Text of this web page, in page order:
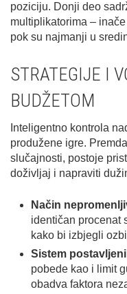
poziciju. Donji deo
multiplikatorima –
рok su najmanji u
STRATEGIJE I
BUDŽETOM
Inteligentno kontrola
produžene igre.
slučajnosti, postoje
doživljaj i napraviti
Način
identičan procenat
kako bi izbjegli
Sistem
pobede kao i limit
оbadvа faktora